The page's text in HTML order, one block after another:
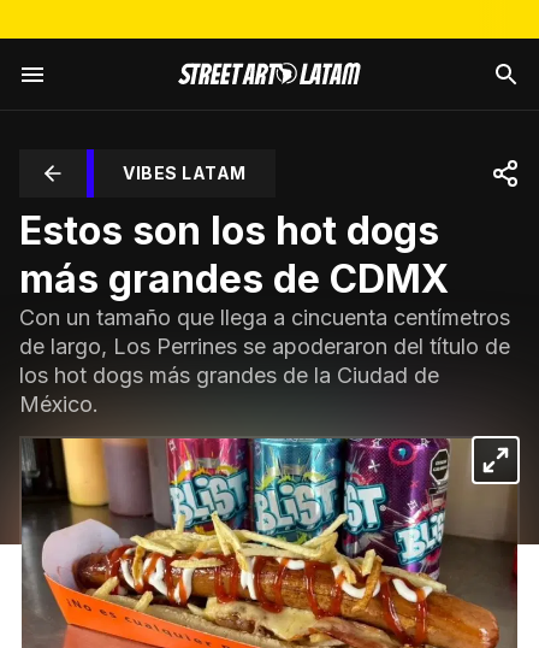
VIBES LATAM
Estos son los hot dogs
más grandes de CDMX
Con un tamaño que llega a cincuenta centímetros
de largo, Los Perrines se apoderaron del título de
los hot dogs más grandes de la Ciudad de
México.